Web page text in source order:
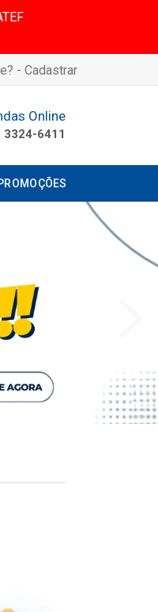
- Cadastrar
Online
3324-6411